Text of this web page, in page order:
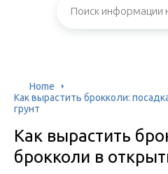
Home
Как вырастить брокколи:
грунт
Как вырастить
брокколи в